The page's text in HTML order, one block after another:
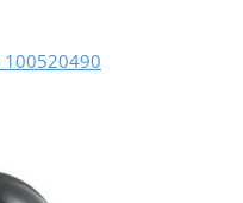
100520490